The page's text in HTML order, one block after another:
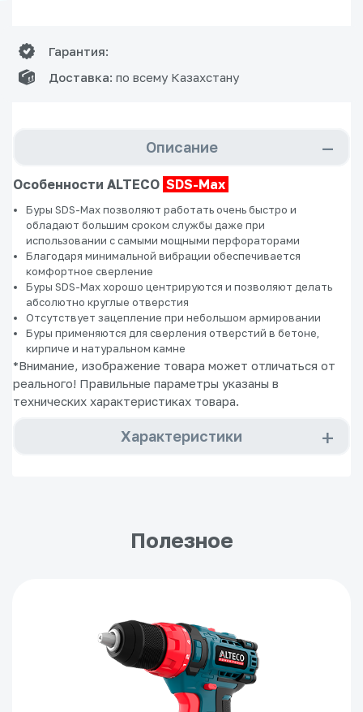
Гарантия:
Доставка: по всему Казахстану
Описание
Особенности ALTECO SDS-Max
Буры SDS-Max позволяют работать очень быстро и
обладают большим сроком службы даже при
использовании с самыми мощными перфораторами
Благодаря минимальной вибрации обеспечивается
комфортное сверление
Буры SDS-Max хорошо центрируются и позволяют делать
абсолютно круглые отверстия
Отсутствует зацепление при небольшом армировании
Буры применяются для сверления отверстий в бетоне,
кирпиче и натуральном камне
*Внимание, изображение товара может отличаться от
реального! Правильные параметры указаны в
технических характеристиках товара.
Характеристики
Полезное